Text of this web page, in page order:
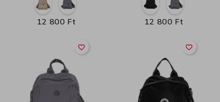
12 800 Ft 12 800 Ft
favorite_border favorite_border